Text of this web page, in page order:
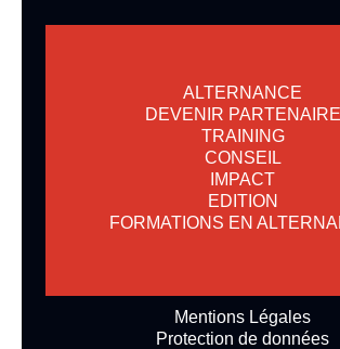
ALTERNANCE
DEVENIR PARTENAIRE
TRAINING
CONSEIL
IMPACT
EDITION
FORMATIONS EN
Mentions Légales
Protection de données